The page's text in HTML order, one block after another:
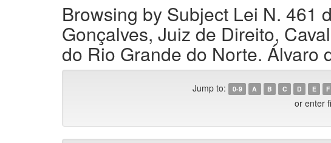
Browsing by Subject Lei N. 461
Gonçalves, Juiz de Direito,
do Rio Grande do Norte. Álvaro
Jump to: 0-9 A B C D E F
or enter